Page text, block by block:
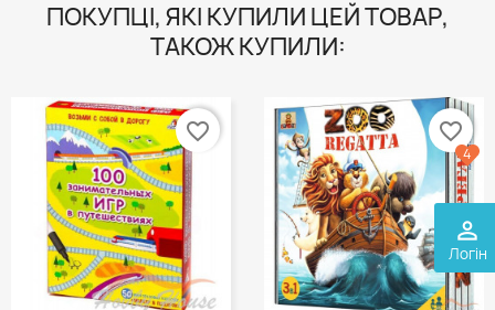
perm_identity
Логін
ПОКУПЦІ, ЯКІ КУПИЛИ ЦЕЙ ТОВАР,
ТАКОЖ КУПИЛИ:
favorite_border favorite_border
4